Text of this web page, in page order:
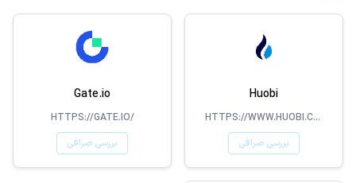
Huobi
HTTPS://WWW.HUOBI.COM/
بررسی صرافی
Gate.io
HTTPS://GATE.IO/
بررسی صرافی